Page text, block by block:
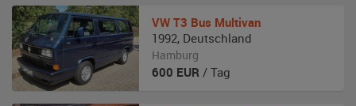
VW T3 Bus Multivan
1992, Deutschland
Hamburg
600 EUR / Tag